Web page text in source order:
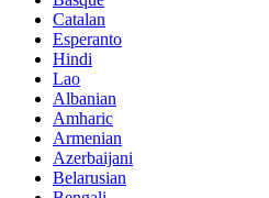
Catalan
Esperanto
Hindi
Lao
Albanian
Amharic
Armenian
Azerbaijani
Belarusian